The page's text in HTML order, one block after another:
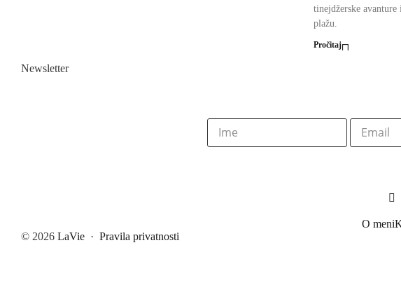
tinejdžerske
plažu.
Pročitaj
Newsletter
O meni
© 2026 LaVie · Pravila privatnosti